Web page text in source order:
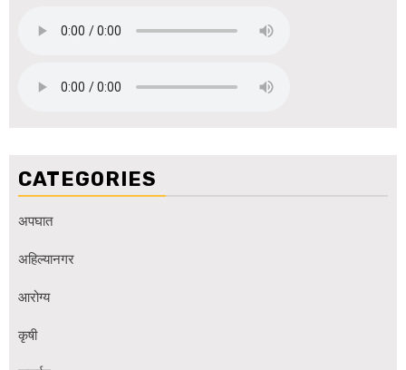
CATEGORIES
अपघात
अहिल्यानगर
आरोग्य
कृषी